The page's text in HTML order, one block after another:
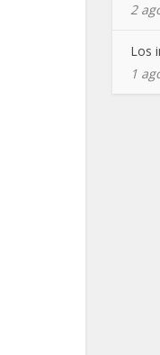
2
Los
1